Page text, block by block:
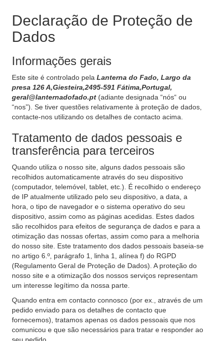
Declaração de Proteção de
Dados
Informações gerais
Este site é controlado pela Lanterna do Fado, Largo da
presa 126 A,Giesteira,2495-591 Fátima,Portugal,
geral@lanternadofado.pt (adiante designada “nós“ ou
“nos”). Se tiver questões relativamente à proteção de dados,
contacte-nos utilizando os detalhes de contacto acima.
Tratamento de dados pessoais e
transferência para terceiros
Quando utiliza o nosso site, alguns dados pessoais são
recolhidos automaticamente através do seu dispositivo
(computador, telemóvel, tablet, etc.). É recolhido o endereço
de IP atualmente utilizado pelo seu dispositivo, a data, a
hora, o tipo de navegador e o sistema operativo do seu
dispositivo, assim como as páginas acedidas. Estes dados
são recolhidos para efeitos de segurança de dados e para a
otimização das nossas ofertas, assim como para a melhoria
do nosso site. Este tratamento dos dados pessoais baseia-se
no artigo 6.º, parágrafo 1, linha 1, alínea f) do RGPD
(Regulamento Geral de Proteção de Dados). A proteção do
nosso site e a otimização dos nossos serviços representam
um interesse legítimo da nossa parte.
Quando entra em contacto connosco (por ex., através de um
pedido enviado para os detalhes de contacto que
fornecemos), tratamos apenas os dados pessoais que nos
comunicou e que são necessários para tratar e responder ao